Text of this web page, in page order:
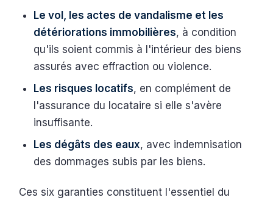
Le vol, les actes de vandalisme et les
détériorations immobilières, à condition
qu'ils soient commis à l'intérieur des biens
assurés avec effraction ou violence.
Les risques locatifs, en complément de
l'assurance du locataire si elle s'avère
insuffisante.
Les dégâts des eaux, avec indemnisation
des dommages subis par les biens.
Ces six garanties constituent l'essentiel du